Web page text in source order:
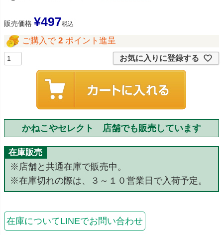
販売価格 ¥497税込
ご購入で 2 ポイント進呈
お気に入りに登録する
かねこやセレクト 店舗でも販売しています
在庫販売
※店舗と共通在庫で販売中。
※在庫切れの際は、３～１０営業日で入荷予定。
在庫についてLINEでお問い合わせ